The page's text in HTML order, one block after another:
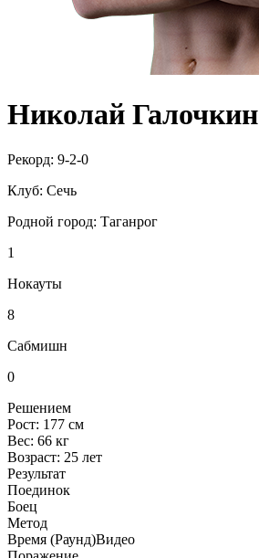
Николай Галочкин
Рекорд: 9-2-0
Клуб: Сечь
Родной город: Таганрог
1
Нокауты
8
Сабмишн
0
Решением
Рост: 177 см
Вес: 66 кг
Возраст: 25 лет
Результат
Поединок
Боец
Метод
Время (Раунд)Видео